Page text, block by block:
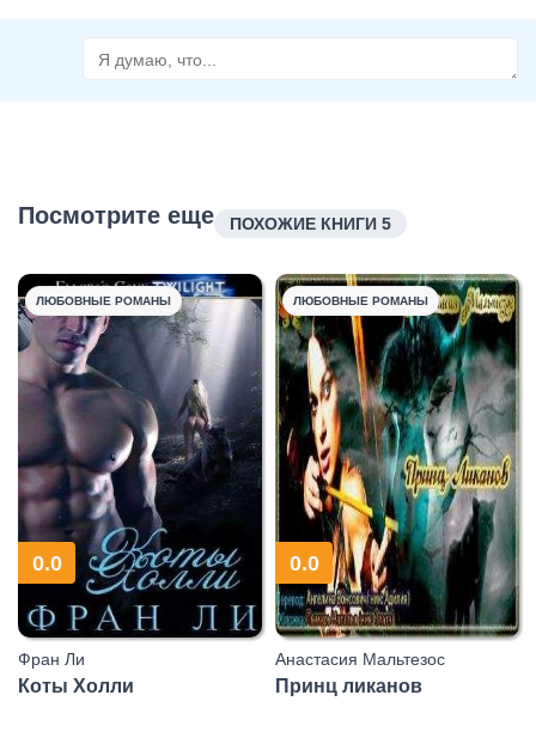
Посмотрите еще ПОХОЖИЕ КНИГИ 5
ЛЮБОВНЫЕ РОМАНЫ
0.0
Фран Ли
Коты Холли
ЛЮБОВНЫЕ РОМАНЫ
0.0
Анастасия Мальтезос
Принц ликанов